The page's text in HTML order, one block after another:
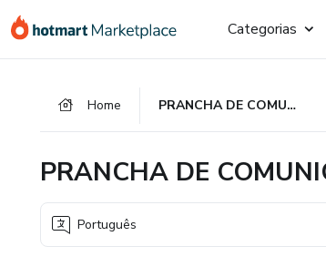
para
para
para
Categorias
Home PRANCHA DE COMUNICAÇÃO ALTERNATIVA
PRANCHA DE
Português